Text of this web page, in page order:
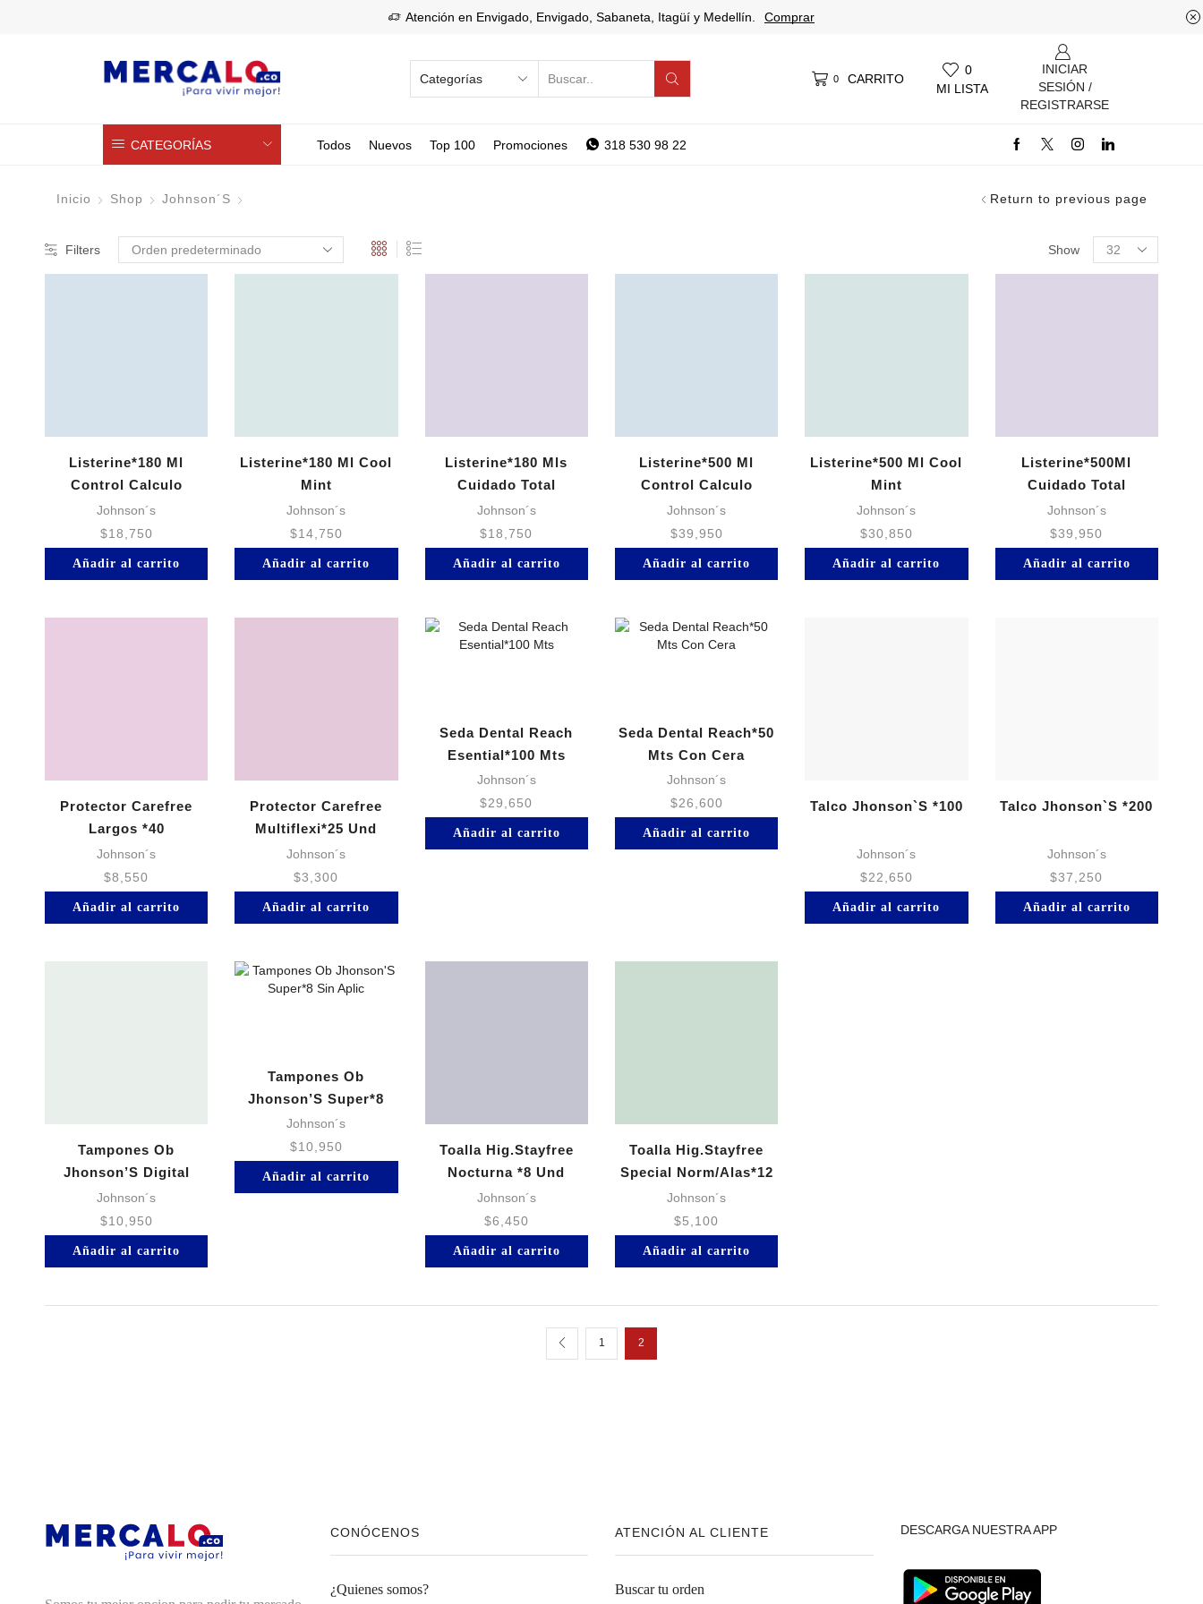
Atención en Envigado, Envigado, Sabaneta, Itagüí y Medellín. Comprar
SEARCH
0 CARRITO
0
MI LISTA
INICIAR
SESIÓN /
REGISTRARSE
CATEGORÍAS Todos Nuevos Top 100 Promociones 318 530 98 22
Inicio Shop Johnson´s Return to previous page
Filters Show
Products
per
Listerine*180 Ml
Control Calculo
Johnson´s
$18,750
Añadir al carrito
Listerine*180 Ml Cool
Mint
Johnson´s
$14,750
Añadir al carrito
Listerine*180 Mls
Cuidado Total
Johnson´s
$18,750
Añadir al carrito
Listerine*500 Ml
Control Calculo
Johnson´s
$39,950
Añadir al carrito
Listerine*500 Ml Cool
Mint
Johnson´s
$30,850
Añadir al carrito
Listerine*500Ml
Cuidado Total
Johnson´s
$39,950
Añadir al carrito
Protector Carefree
Largos *40
Johnson´s
$8,550
Añadir al carrito
Protector Carefree
Multiflexi*25 Und
Johnson´s
$3,300
Añadir al carrito
Seda Dental Reach
Esential*100 Mts
Johnson´s
$29,650
Añadir al carrito
Seda Dental Reach*50
Mts Con Cera
Johnson´s
$26,600
Añadir al carrito
Talco Jhonson`S *100
Johnson´s
$22,650
Añadir al carrito
Talco Jhonson`S *200
Johnson´s
$37,250
Añadir al carrito
Tampones Ob
Jhonson’S Digital
Medio 8*10
Johnson´s
$10,950
Añadir al carrito
Tampones Ob
Jhonson’S Super*8
Sin Aplic
Johnson´s
$10,950
Añadir al carrito
Toalla Hig.Stayfree
Nocturna *8 Und
Johnson´s
$6,450
Añadir al carrito
Toalla Hig.Stayfree
Special Norm/Alas*12
Johnson´s
$5,100
Añadir al carrito
1 2
CONÓCENOS
¿Quienes somos?
ATENCIÓN AL CLIENTE
Buscar tu orden
DESCARGA NUESTRA APP